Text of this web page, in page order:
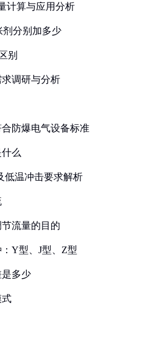
计算与应用分析
剂分别加多少
别
调研与分析
防爆电气设备标准
么
低温冲击要求解析
流量的目的
Y型、J型、Z型
多少
式